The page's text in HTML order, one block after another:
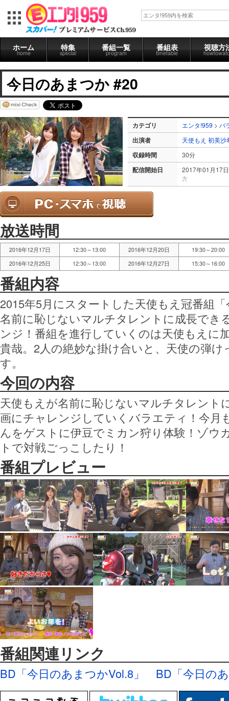
ホーム
home
特集
special
番組一覧
program
番組表
timetable
視聴方
今日のあまつか #20
カテゴリ エンタ!959 > バ
出演者 天使もえ 初美沙
収録時間 30分
配信開始日 2017年01月17日
方
放送時間
2016年12月17日 12:30～13:00 2016年12月20日
19:30～20:00
2016年12月25日
12:30～13:00 2016年12月27日 15:30～16:00
番組内容
2015年5月にスタートした天使もえ冠番組
名前に恥じないマルチタレントに成長でき
ンジ！番組を進行していくのは天使もえに
貴哉。2人の絶妙な掛け合いと、天使の弾
す。
今回の内容
天使もえが名前に恥じないマルチタレント
画にチャレンジしていくバラエティ！今月
んをゲストに伊豆でミカン狩り体験！ゾウ
トで対戦ごっこしたり！
番組プレビュー
番組関連リンク
BD「今日のあまつかVol.8」 BD「今日の